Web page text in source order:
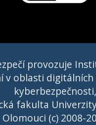
provozuje
v oblasti
kyberbezpečnosti,
fakulta
Olomouci (c) 2008-